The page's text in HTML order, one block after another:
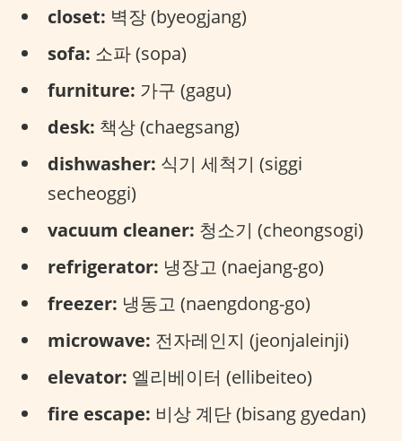
closet: 벽장 (byeogjang)
sofa: 소파 (sopa)
furniture: 가구 (gagu)
desk: 책상 (chaegsang)
dishwasher: 식기 세척기 (siggi
secheoggi)
vacuum cleaner: 청소기 (cheongsogi)
refrigerator: 냉장고 (naejang-go)
freezer: 냉동고 (naengdong-go)
microwave: 전자레인지 (jeonjaleinji)
elevator: 엘리베이터 (ellibeiteo)
fire escape: 비상 계단 (bisang gyedan)